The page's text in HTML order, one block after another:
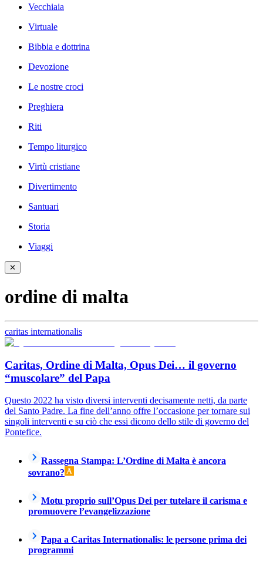
Vecchiaia
Virtuale
Bibbia e dottrina
Devozione
Le nostre croci
Preghiera
Riti
Tempo liturgico
Virtù cristiane
Divertimento
Santuari
Storia
Viaggi
✕
ordine di malta
caritas internationalis
Caritas, Ordine di Malta, Opus Dei… il governo
“muscolare” del Papa
Questo 2022 ha visto diversi interventi decisamente netti, da parte
del Santo Padre. La fine dell’anno offre l’occasione per tornare sui
singoli interventi e su ciò che essi dicono dello stile di governo del
Pontefice.
Rassegna Stampa: L’Ordine di Malta è ancora
sovrano?
Motu proprio sull’Opus Dei per tutelare il carisma e
promuovere l’evangelizzazione
Papa a Caritas Internationalis: le persone prima dei
programmi